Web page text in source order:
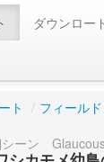
ダウンロー
ト / フィール
シーン